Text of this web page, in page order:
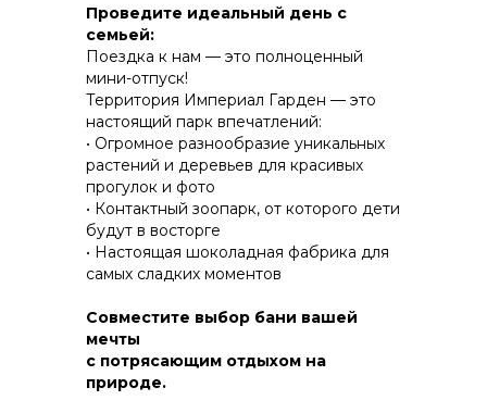
Проведите идеальный день с
семьей:
Поездка к нам — это полноценный
мини-отпуск!
Территория Империал Гарден — это
настоящий парк впечатлений:
• Огромное разнообразие уникальных
растений и деревьев для красивых
прогулок и фото
• Контактный зоопарк, от которого дети
будут в восторгe
• Настоящая шоколадная фабрика для
самых сладких моментов
Совместите выбор бани вашей
мечты
с потрясающим отдыхом на
природе.
ПРАКТИЧНОСТЬ И ЗАЩИТА ОТ НЕПОГОДЫ
КОНСТРУКТИВ И
ЭНЕРГОЭФФЕКТИВНОСТЬ